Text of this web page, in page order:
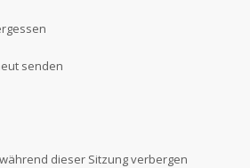
senden
dieser Sitzung verbergen